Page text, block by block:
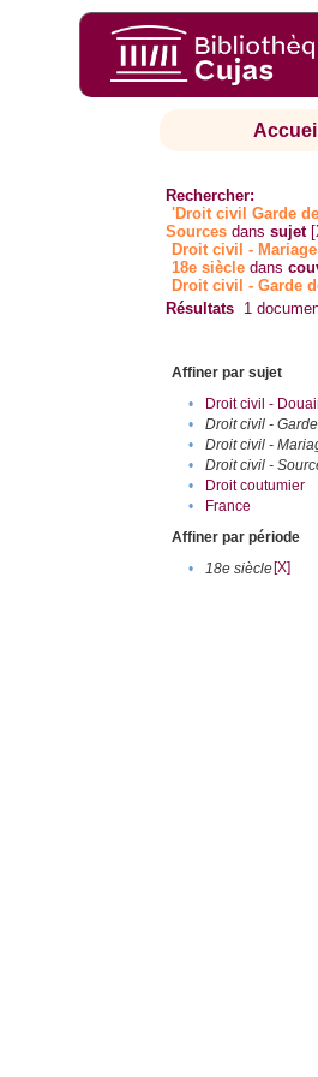
Accueil
Rechercher:
'Droit civil Garde
Sources danssujet
Droit civil - Mariage
18e siècle dans
Droit civil - Garde
Résultats 1
Affiner par sujet
•
Droit civil -
•
Droit civil -
•
Droit civil -
•
Droit civil -
•
Droit coutumier
•
France
Affiner par période
•
18e siècle[X]